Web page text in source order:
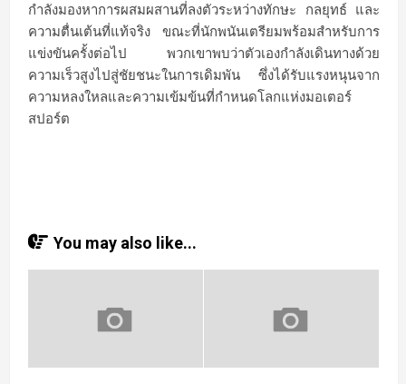
กำลังมองหาการผสมผสานที่ลงตัวระหว่างทักษะ กลยุทธ์ และ
ความตื่นเต้นที่แท้จริง ขณะที่นักพนันเตรียมพร้อมสำหรับการ
แข่งขันครั้งต่อไป พวกเขาพบว่าตัวเองกำลังเดินทางด้วย
ความเร็วสูงไปสู่ชัยชนะในการเดิมพัน ซึ่งได้รับแรงหนุนจาก
ความหลงใหลและความเข้มข้นที่กำหนดโลกแห่งมอเตอร์
สปอร์ต
You may also like...